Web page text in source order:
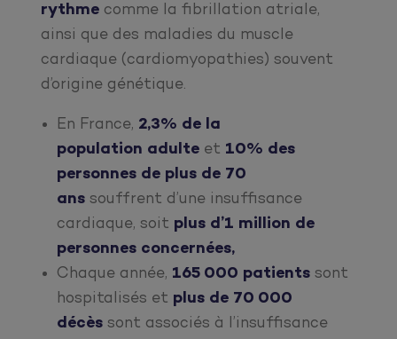
rythme comme la fibrillation atriale,
ainsi que des maladies du muscle
cardiaque (cardiomyopathies) souvent
d’origine génétique.
En France, 2,3% de la
population adulte et 10% des
personnes de plus de 70
anssouffrent d’une insuffisance
cardiaque, soit plus d’1 million de
personnes concernées,
Chaque année, 165 000 patientssont
hospitalisés et plus de 70 000
décèssont associés à l’insuffisance